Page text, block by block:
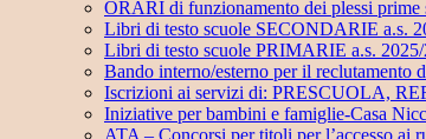
ORARI di funzionamento dei plessi prime
Libri di testo scuole SECONDARIE a.s.
Libri di testo scuole PRIMARIE a.s.
Bando interno/esterno per il
Iscrizioni ai servizi di: PRESCUOLA,
Iniziative per bambini e famiglie-Casa